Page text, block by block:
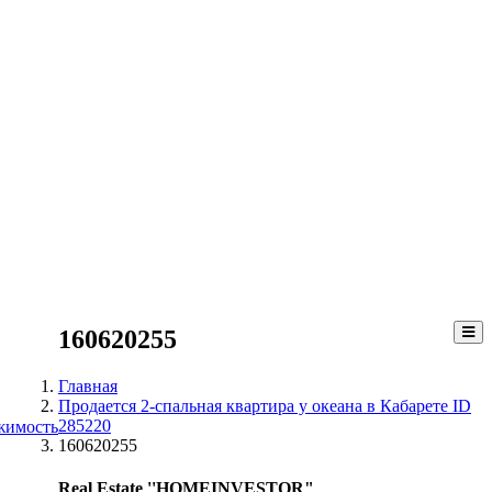
160620255
Главная
Продается 2-спальная квартира у океана в Кабарете ID
285220
160620255
Real Estate ''HOMEINVESTOR"